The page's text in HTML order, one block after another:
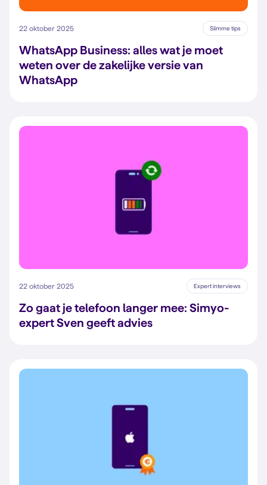
22 oktober 2025 Slimme tips
WhatsApp Business: alles wat je moet
weten over de zakelijke versie van
WhatsApp
22 oktober 2025 Expert interviews
Zo gaat je telefoon langer mee: Simyo-
expert Sven geeft advies